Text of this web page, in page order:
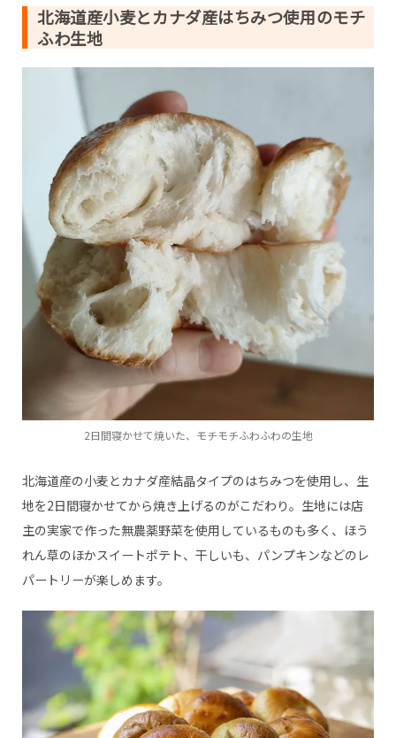
北海道産小麦とカナダ産はちみつ使用のモチ
ふわ生地
2日間寝かせて焼いた、モチモチふわふわの生地
北海道産の小麦とカナダ産結晶タイプのはちみつを使用し、生
地を2日間寝かせてから焼き上げるのがこだわり。生地には店
主の実家で作った無農薬野菜を使用しているものも多く、ほう
れん草のほかスイートポテト、干しいも、パンプキンなどのレ
パートリーが楽しめます。